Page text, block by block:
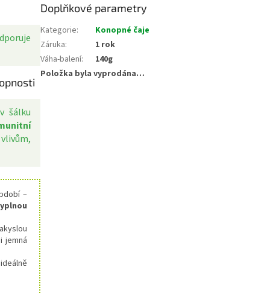
šálku
–
jemná
Doplňkové parametry
Kategorie:
Konopné čaje
Záruka:
1 rok
Váha-balení:
140g
Položka byla vyprodána…